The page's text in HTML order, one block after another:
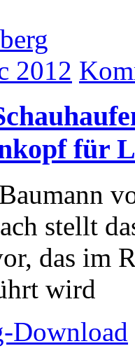
2012
für
stellt
das im
wird
Download